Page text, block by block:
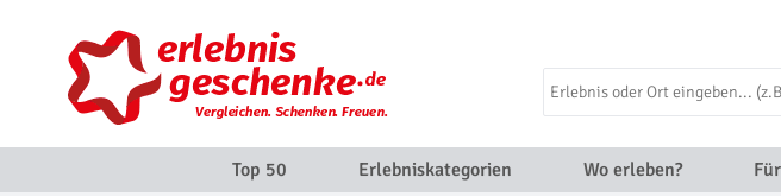
Top 50 Erlebniskategorien Wo erleben?